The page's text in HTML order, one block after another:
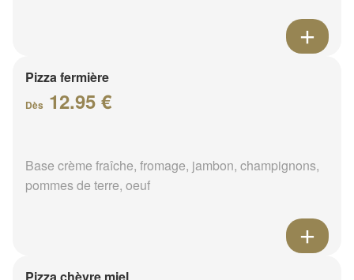
Pizza fermière
Dès 12.95 €
Base crème fraîche, fromage, jambon, champignons,
pommes de terre, oeuf